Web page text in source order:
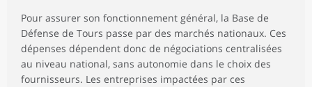
Pour assurer son fonctionnement général, la Base de
Défense de Tours passe par des marchés nationaux. Ces
dépenses dépendent donc de négociations centralisées
au niveau national, sans autonomie dans le choix des
fournisseurs. Les entreprises impactées par ces